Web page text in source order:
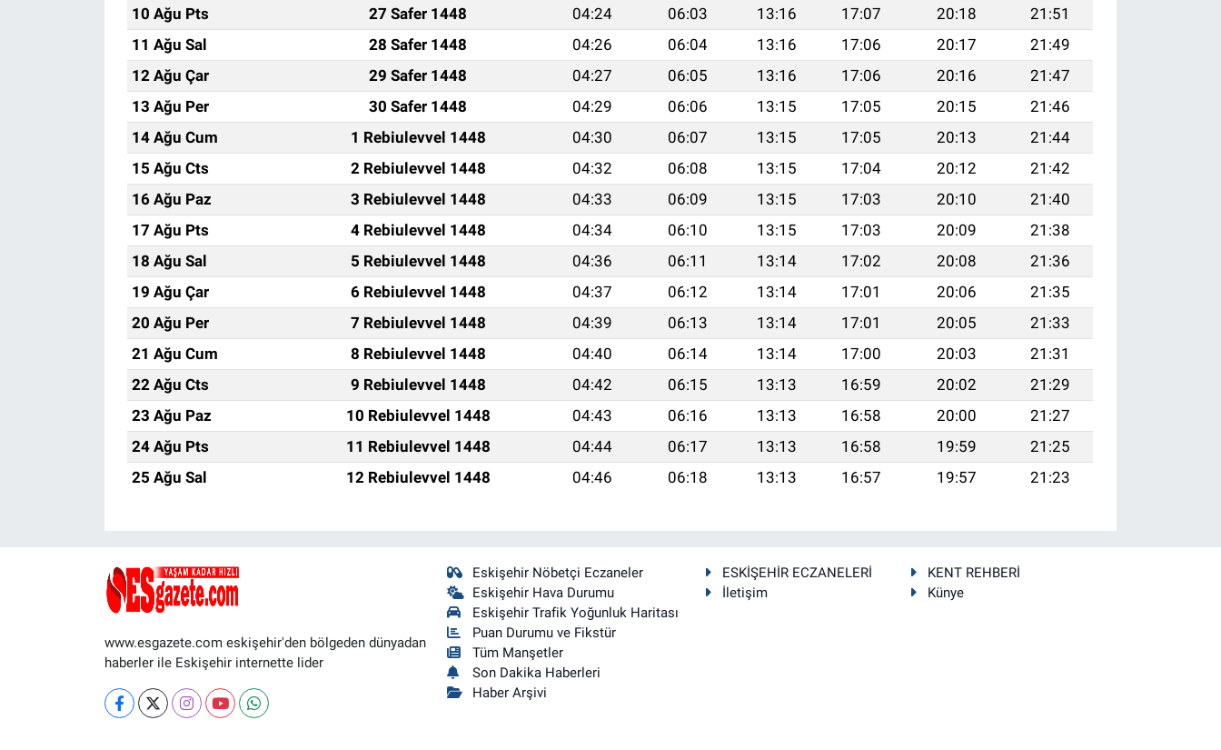
10 Ağu Pts
27 Safer 1448 04:24 06:03 13:16 17:07 20:18
21:51
11 Ağu Sal
28 Safer 1448 04:26 06:04 13:16 17:06 20:17
21:49
12 Ağu Çar
29 Safer 1448 04:27 06:05 13:16 17:06 20:16
21:47
13 Ağu Per
30 Safer 1448 04:29 06:06 13:15 17:05 20:15
21:46
14 Ağu Cum
1 Rebiulevvel 1448 04:30 06:07 13:15 17:05 20:13
21:44
15 Ağu Cts
2 Rebiulevvel 1448 04:32 06:08 13:15 17:04 20:12
21:42
16 Ağu Paz
3 Rebiulevvel 1448 04:33 06:09 13:15 17:03 20:10
21:40
17 Ağu Pts
4 Rebiulevvel 1448 04:34 06:10 13:15 17:03 20:09
21:38
18 Ağu Sal
5 Rebiulevvel 1448 04:36 06:11 13:14 17:02 20:08
21:36
19 Ağu Çar
6 Rebiulevvel 1448 04:37 06:12 13:14 17:01 20:06
21:35
20 Ağu Per
7 Rebiulevvel 1448 04:39 06:13 13:14 17:01 20:05
21:33
21 Ağu Cum
8 Rebiulevvel 1448 04:40 06:14 13:14 17:00 20:03
21:31
22 Ağu Cts
9 Rebiulevvel 1448 04:42 06:15 13:13 16:59 20:02
21:29
23 Ağu Paz
10 Rebiulevvel 1448 04:43 06:16 13:13 16:58 20:00
21:27
24 Ağu Pts
11 Rebiulevvel 1448 04:44 06:17 13:13 16:58 19:59
21:25
25 Ağu Sal
12 Rebiulevvel 1448 04:46 06:18 13:13 16:57 19:57 21:23
www.esgazete.com eskişehir'den bölgeden dünyadan
haberler ile Eskişehir internette lider
Eskişehir Nöbetçi Eczaneler
Eskişehir Hava Durumu
Eskişehir Trafik Yoğunluk Haritası
Puan Durumu ve Fikstür
Tüm Manşetler
Son Dakika Haberleri
Haber Arşivi
ESKİŞEHİR ECZANELERİ
KENT REHBERİ
İletişim
Künye